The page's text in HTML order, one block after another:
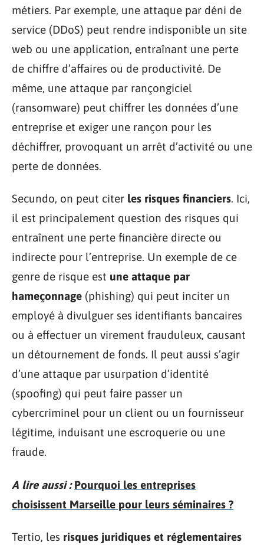
métiers. Par exemple, une attaque par déni de
service (DDoS) peut rendre indisponible un site
web ou une application, entraînant une perte
de chiffre d’affaires ou de productivité. De
même, une attaque par rançongiciel
(ransomware) peut chiffrer les données d’une
entreprise et exiger une rançon pour les
déchiffrer, provoquant un arrêt d’activité ou une
perte de données.
Secundo, on peut citer les risques financiers. Ici,
il est principalement question des risques qui
entraînent une perte financière directe ou
indirecte pour l’entreprise. Un exemple de ce
genre de risque est une attaque par
hameçonnage (phishing) qui peut inciter un
employé à divulguer ses identifiants bancaires
ou à effectuer un virement frauduleux, causant
un détournement de fonds. Il peut aussi s’agir
d’une attaque par usurpation d’identité
(spoofing) qui peut faire passer un
cybercriminel pour un client ou un fournisseur
légitime, induisant une escroquerie ou une
fraude.
A lire aussi : Pourquoi les entreprises
choisissent Marseille pour leurs séminaires ?
Tertio, les risques juridiques et réglementaires